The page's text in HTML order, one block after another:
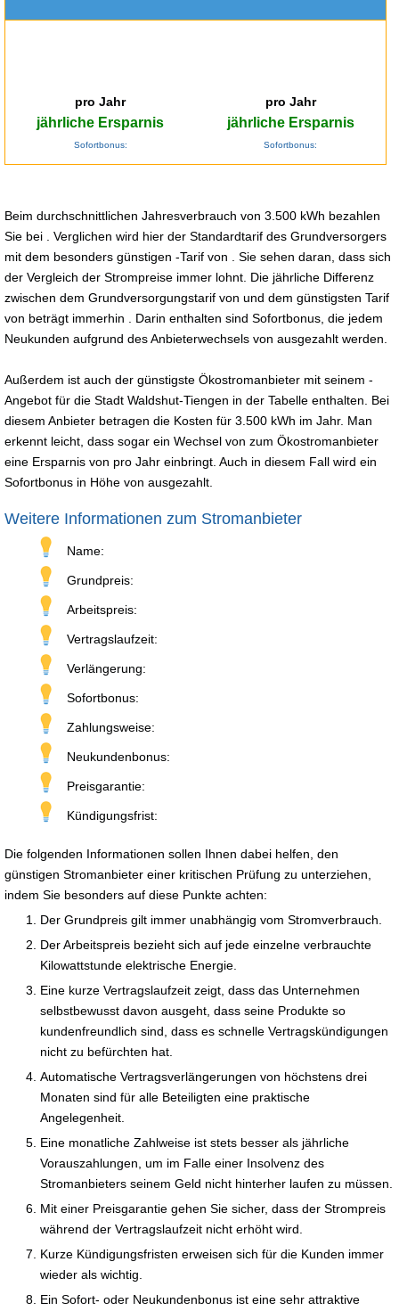
pro Jahr
jährliche Ersparnis
Sofortbonus:
pro Jahr
jährliche Ersparnis
Sofortbonus:
Beim durchschnittlichen Jahresverbrauch von 3.500 kWh bezahlen
Sie bei . Verglichen wird hier der Standardtarif des Grundversorgers
mit dem besonders günstigen -Tarif von . Sie sehen daran, dass sich
der Vergleich der Strompreise immer lohnt. Die jährliche Differenz
zwischen dem Grundversorgungstarif von und dem günstigsten Tarif
von beträgt immerhin . Darin enthalten sind Sofortbonus, die jedem
Neukunden aufgrund des Anbieterwechsels von ausgezahlt werden.
Außerdem ist auch der günstigste Ökostromanbieter mit seinem -
Angebot für die Stadt Waldshut-Tiengen in der Tabelle enthalten. Bei
diesem Anbieter betragen die Kosten für 3.500 kWh im Jahr. Man
erkennt leicht, dass sogar ein Wechsel von zum Ökostromanbieter
eine Ersparnis von pro Jahr einbringt. Auch in diesem Fall wird ein
Sofortbonus in Höhe von ausgezahlt.
Weitere Informationen zum Stromanbieter
Name:
Grundpreis:
Arbeitspreis:
Vertragslaufzeit:
Verlängerung:
Sofortbonus:
Zahlungsweise:
Neukundenbonus:
Preisgarantie:
Kündigungsfrist:
Die folgenden Informationen sollen Ihnen dabei helfen, den
günstigen Stromanbieter einer kritischen Prüfung zu unterziehen,
indem Sie besonders auf diese Punkte achten:
Der Grundpreis gilt immer unabhängig vom Stromverbrauch.
Der Arbeitspreis bezieht sich auf jede einzelne verbrauchte
Kilowattstunde elektrische Energie.
Eine kurze Vertragslaufzeit zeigt, dass das Unternehmen
selbstbewusst davon ausgeht, dass seine Produkte so
kundenfreundlich sind, dass es schnelle Vertragskündigungen
nicht zu befürchten hat.
Automatische Vertragsverlängerungen von höchstens drei
Monaten sind für alle Beteiligten eine praktische
Angelegenheit.
Eine monatliche Zahlweise ist stets besser als jährliche
Vorauszahlungen, um im Falle einer Insolvenz des
Stromanbieters seinem Geld nicht hinterher laufen zu müssen.
Mit einer Preisgarantie gehen Sie sicher, dass der Strompreis
während der Vertragslaufzeit nicht erhöht wird.
Kurze Kündigungsfristen erweisen sich für die Kunden immer
wieder als wichtig.
Ein Sofort- oder Neukundenbonus ist eine sehr attraktive